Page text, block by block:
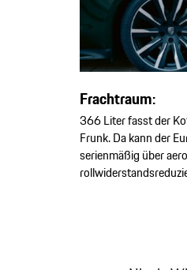
Frachtraum:
366 Liter fasst der
Frunk. Da kann der
serienmäßig über